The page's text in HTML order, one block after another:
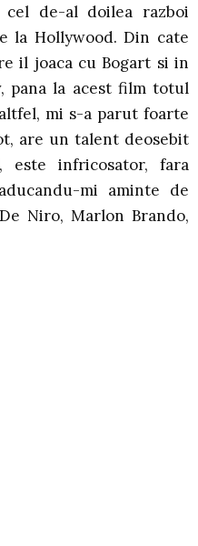
de-al doilea razboi
la Hollywood. Din cate
il joaca cu Bogart si in
pana la acest film totul
mi s-a parut foarte
are un talent deosebit
infricosator, fara
mi aminte de
Niro, Marlon Brando,